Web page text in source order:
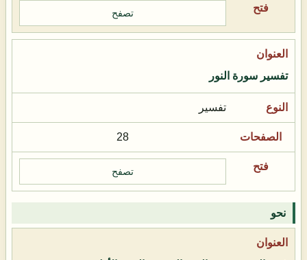
تصفح
تفسير سورة النور
تفسير
28
تصفح
نحو